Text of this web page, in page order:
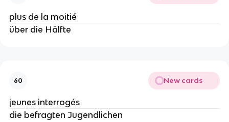
plus de la moitié
über die Hälfte
60 New cards
jeunes interrogés
die befragten Jugendlichen